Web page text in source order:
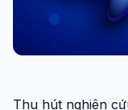
Thu hút nghiên